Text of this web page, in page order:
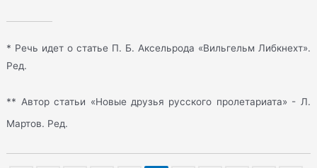
* Речь идет о статье П. Б. Аксельрода «Вильгельм Либкнехт».
Ред.
** Автор статьи «Новые друзья русского пролетариата» - Л.
Мартов. Ред.